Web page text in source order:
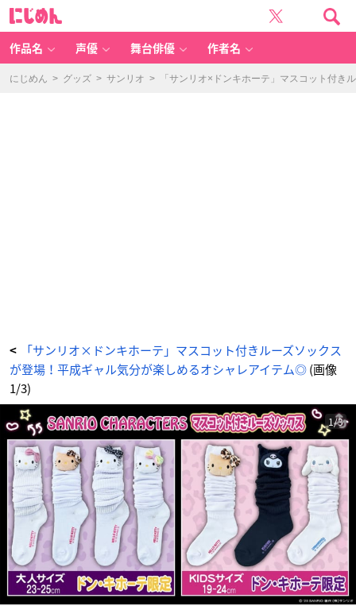
×
ホ
テ」
作品名 声優 舞台俳優 作者名
にじめん > グッズ > サンリオ > 「サンリオ×ドンキホーテ」マスコット付
<
「サンリオ×ドンキホーテ」マスコット付きルーズソックス
が登場！平成ギャル気分が楽しめるオシャレアイテム◎(画像
1/3)
1/3